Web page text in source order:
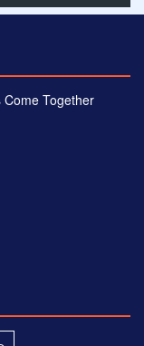
Come Together